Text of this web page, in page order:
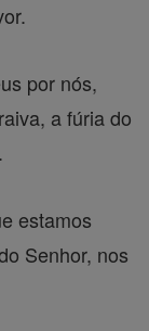
por nós,
a fúria do
estamos
Senhor, nos